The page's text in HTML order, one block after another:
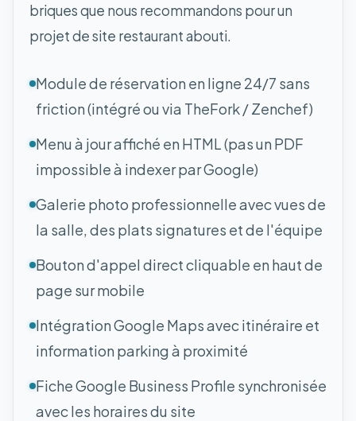
briques que nous recommandons pour un
projet de site restaurant abouti.
Module de réservation en ligne 24/7 sans
friction (intégré ou via TheFork / Zenchef)
Menu à jour affiché en HTML (pas un PDF
impossible à indexer par Google)
Galerie photo professionnelle avec vues de
la salle, des plats signatures et de l'équipe
Bouton d'appel direct cliquable en haut de
page sur mobile
Intégration Google Maps avec itinéraire et
information parking à proximité
Fiche Google Business Profile synchronisée
avec les horaires du site